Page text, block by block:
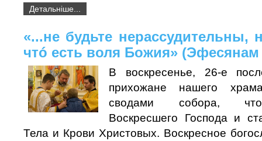
Детальніше...
«...не будьте нерассудительны,
чтó есть воля Божия» (Эфесянам
В воскресенье, 26-е
прихожане нашего
сводами собора,
Воскресшего Господа и
Тела и Крови Христовых. Воскресное